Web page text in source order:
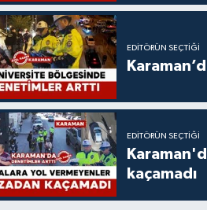
EDITÖRÜN SEÇTIĞI
EDITÖRÜN SEÇTIĞI
kaçamadı